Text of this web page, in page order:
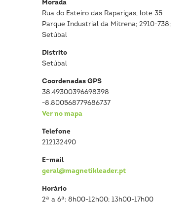
Morada
Rua do Esteiro das Raparigas, lote 35
Parque Industrial da Mitrena; 2910-738;
Setúbal
Distrito
Setúbal
Coordenadas GPS
38.49300396698398
-8.800568779686737
Ver no mapa
Telefone
212132490
E-mail
geral@magnetikleader.pt
Horário
2ª a 6ª: 8h00-12h00; 13h00-17h00